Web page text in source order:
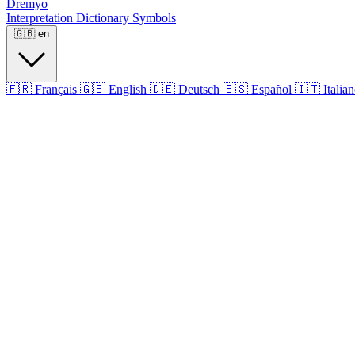
Dremyo
Interpretation Dictionary Symbols
🇬🇧 en
🇫🇷 Français 🇬🇧 English 🇩🇪 Deutsch 🇪🇸 Español 🇮🇹